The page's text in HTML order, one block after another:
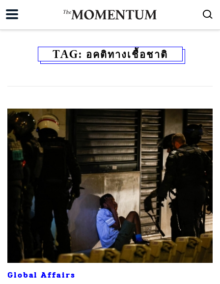
TAG: อคติทางเชื้อชาติ
Global Affairs